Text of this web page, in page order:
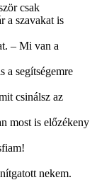
csak
a szavakat is
– Mi van a
a segítségemre
csinálsz az
most is előzékeny
nekem.